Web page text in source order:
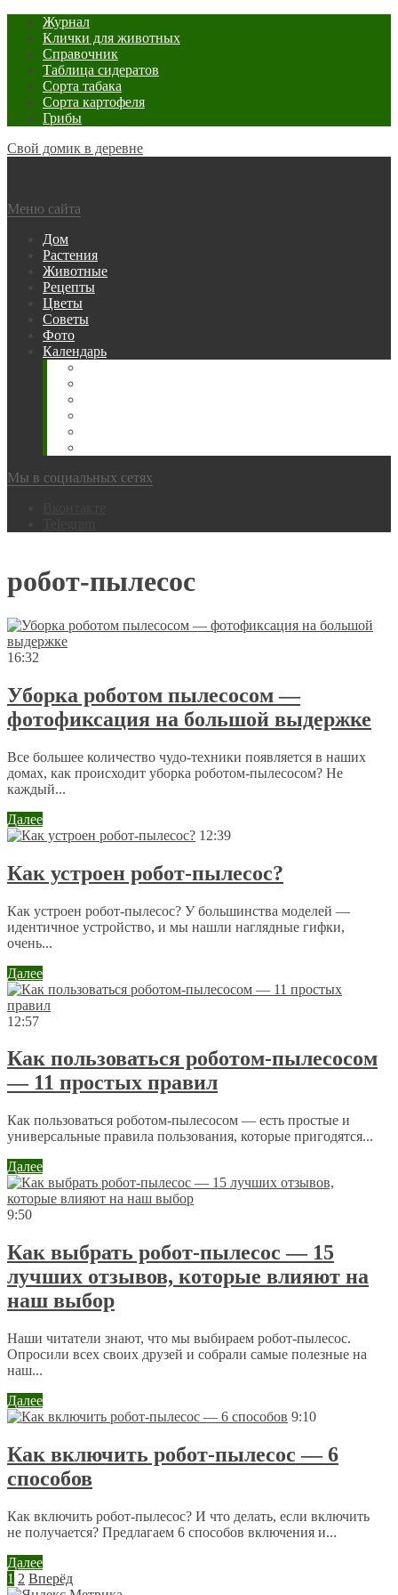
Журнал
Клички для животных
Справочник
Таблица сидератов
Сорта табака
Сорта картофеля
Грибы
Свой домик в деревне
Меню сайта
Дом
Растения
Животные
Рецепты
Цветы
Советы
Фото
Календарь
Мы в социальных сетях
робот-пылесос
16:32
Уборка роботом пылесосом —
фотофиксация на большой выдержке
Все большее количество чудо-техники появляется в наших
домах, как происходит уборка роботом-пылесосом? Не
каждый...
Далее
12:39
Как устроен робот-пылесос?
Как устроен робот-пылесос? У большинства моделей —
идентичное устройство, и мы нашли наглядные гифки,
очень...
Далее
12:57
Как пользоваться роботом-пылесосом
— 11 простых правил
Как пользоваться роботом-пылесосом — есть простые и
универсальные правила пользования, которые пригодятся...
Далее
9:50
Как выбрать робот-пылесос — 15
лучших отзывов, которые влияют на
наш выбор
Наши читатели знают, что мы выбираем робот-пылесос.
Опросили всех своих друзей и собрали самые полезные на
наш...
Далее
9:10
Как включить робот-пылесос — 6
способов
Как включить робот-пылесос? И что делать, если включить
не получается? Предлагаем 6 способов включения и...
Далее
1 2 Вперёд